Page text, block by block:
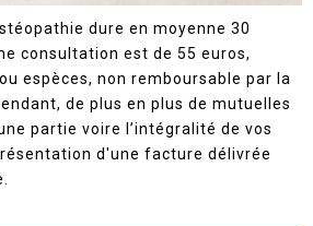
dure en moyenne 30
consultation est de 55 euros,
espèces, non remboursable par la
de plus en plus de mutuelles
partie voire l’intégralité de vos
d'une facture délivrée